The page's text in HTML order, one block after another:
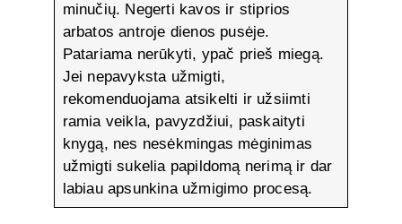
minučių. Negerti kavos ir stiprios
arbatos antroje dienos pusėje.
Patariama nerūkyti, ypač prieš miegą.
Jei nepavyksta užmigti,
rekomenduojama atsikelti ir užsiimti
ramia veikla, pavyzdžiui, paskaityti
knygą, nes nesėkmingas mėginimas
užmigti sukelia papildomą nerimą ir dar
labiau apsunkina užmigimo procesą.